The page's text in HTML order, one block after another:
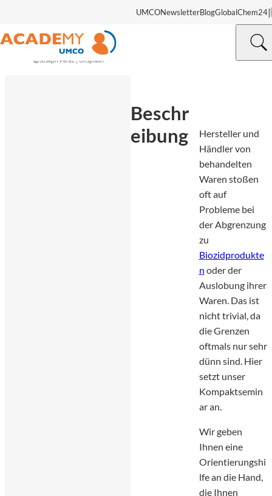
UMCONewsletterBlogGlobalChem24|
©Joseph Pérez | Unsplash
Beschr
eibung
Hersteller und
Händler von
behandelten
Waren stoßen
oft auf
Probleme bei
der Abgrenzung
zu
Biozidprodukte
n oder der
Auslobung ihrer
Waren. Das ist
nicht trivial, da
die Grenzen
oftmals nur sehr
dünn sind. Hier
setzt unser
Kompaktsemin
ar an.
Wir geben
Ihnen eine
Orientierungshi
lfe an die Hand,
die Ihnen